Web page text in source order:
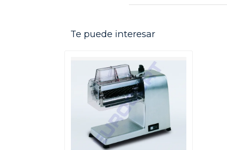
Te puede interesar